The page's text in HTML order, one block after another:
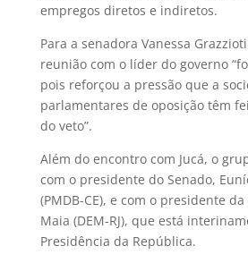
empregos diretos e indiretos.
Para a senadora Vanessa
reunião com o líder do governo
pois reforçou a pressão que a
parlamentares de oposição têm
do veto”.
Além do encontro com Jucá, o
com o presidente do Senado,
(PMDB-CE), e com o presidente
Maia (DEM-RJ), que está
Presidência da República.